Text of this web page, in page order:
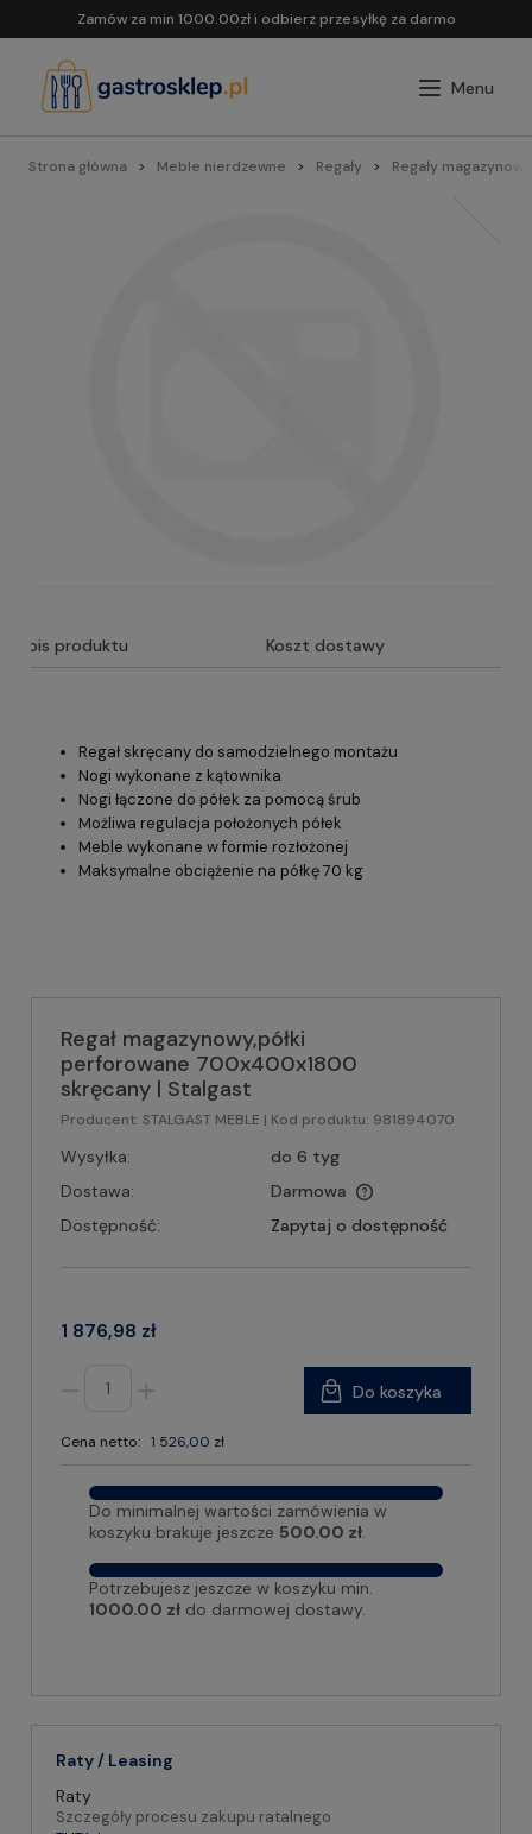
Zamów za min 1000.00zł i odbierz przesyłkę za darmo
Strona główna Meble nierdzewne Regały Regały
Opis produktu Koszt dostawy
Regał skręcany do samodzielnego montażu
Nogi wykonane z kątownika
Nogi łączone do półek za pomocą śrub
Możliwa regulacja położonych półek
Meble wykonane w formie rozłożonej
Maksymalne obciążenie na półkę 70 kg
Regał magazynowy,półki
perforowane 700x400x1800
skręcany | Stalgast
Producent: STALGAST MEBLE | Kod produktu: 981894070
Wysyłka:
do 6 tyg
Dostawa:
Darmowa
Dostępność:
Zapytaj o dostępność
1 876,98 zł
Cena netto: 1 526,00 zł
Do koszyka
Do minimalnej wartości zamówienia w
koszyku brakuje jeszcze 500.00 zł.
Potrzebujesz jeszcze w koszyku min.
1000.00 zł do darmowej dostawy.
Raty / Leasing
Raty
Szczegóły procesu zakupu ratalnego